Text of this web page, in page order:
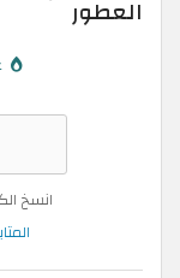
العطور
انسخ